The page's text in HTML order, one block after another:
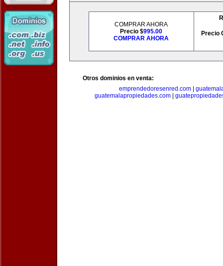
COMPRAR AHORA
Precio $995.00
COMPRAR AHORA
Precio
Otros dominios en venta:
emprendedoresenred.com|
guatemalapropiedades.com|